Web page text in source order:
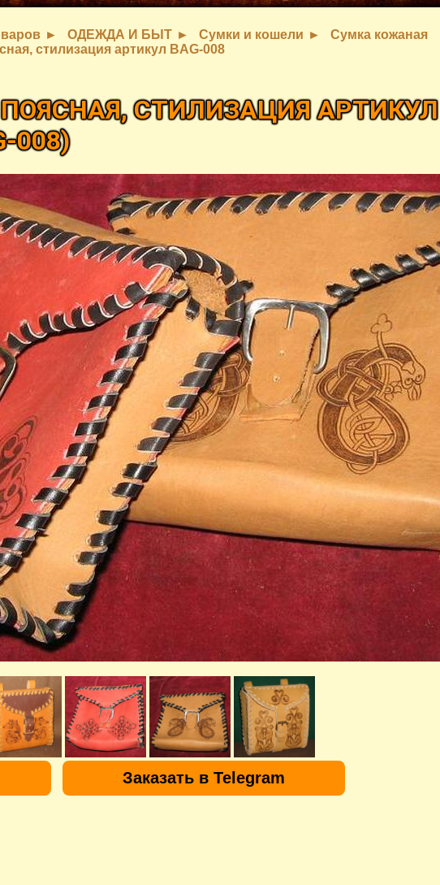
ОДЕЖДА И БЫТ Сумки и кошели
Сумка кожаная
стилизация артикул BAG-008
СТИЛИЗАЦИЯ АРТИКУЛ
008)
Заказать в Telegram